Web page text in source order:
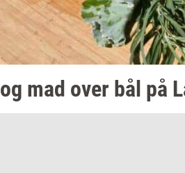
og mad over bål på